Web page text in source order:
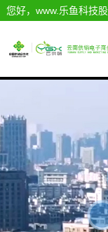
您好，www.乐鱼科技